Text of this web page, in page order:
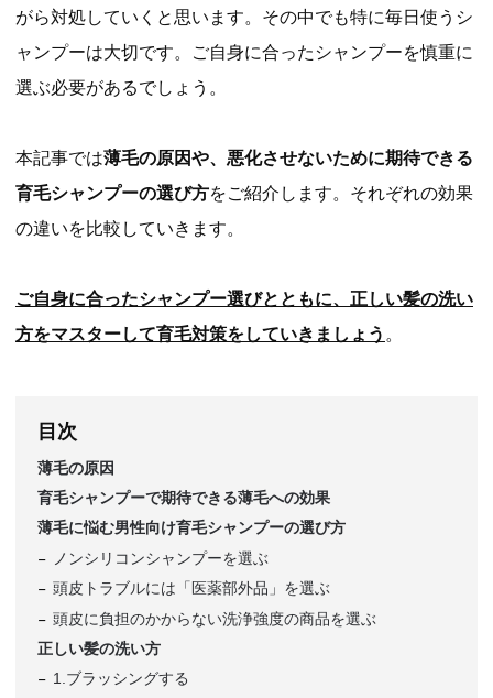
がら対処していくと思います。その中でも特に毎日使うシ
ャンプーは大切です。ご自身に合ったシャンプーを慎重に
選ぶ必要があるでしょう。
本記事では薄毛の原因や、悪化させないために期待できる
育毛シャンプーの選び方をご紹介します。それぞれの効果
の違いを比較していきます。
ご自身に合ったシャンプー選びとともに、正しい髪の洗い
方をマスターして育毛対策をしていきましょう 。
目次
薄毛の原因
育毛シャンプーで期待できる薄毛への効果
薄毛に悩む男性向け育毛シャンプーの選び方
ノンシリコンシャンプーを選ぶ
頭皮トラブルには「医薬部外品」を選ぶ
頭皮に負担のかからない洗浄強度の商品を選ぶ
正しい髪の洗い方
1.ブラッシングする